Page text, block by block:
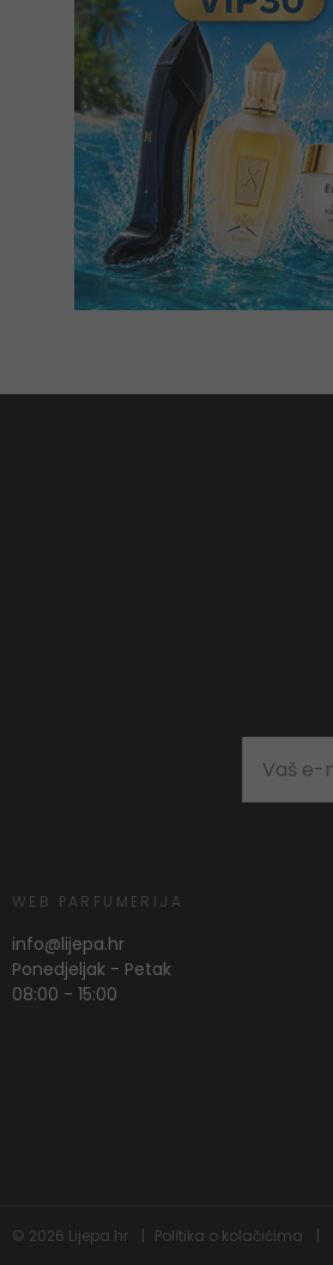
WEB PARFUMERIJA
info@lijepa.hr
Ponedjeljak - Petak
08:00 - 15:00
© 2026 Lijepa.hr Politika o kolačićima